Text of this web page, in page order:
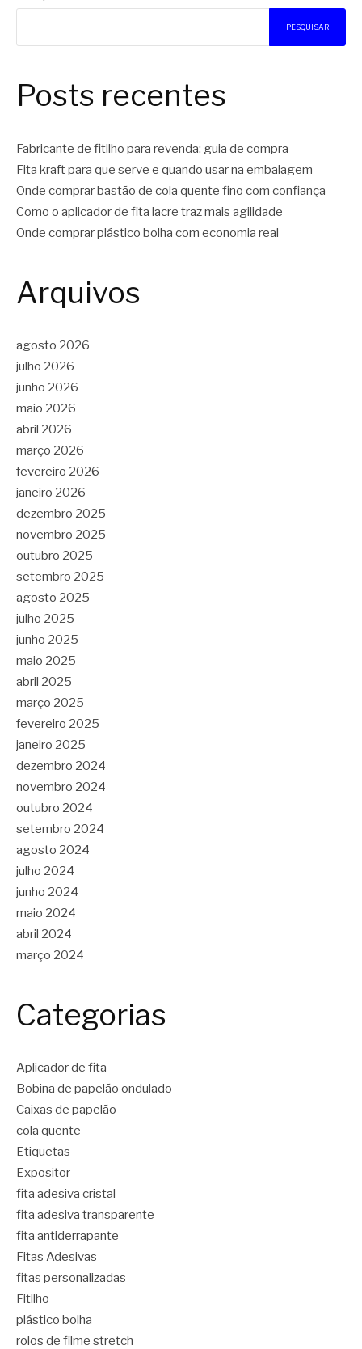
PESQUISAR
Posts recentes
Fabricante de fitilho para revenda: guia de compra
Fita kraft para que serve e quando usar na embalagem
Onde comprar bastão de cola quente fino com confiança
Como o aplicador de fita lacre traz mais agilidade
Onde comprar plástico bolha com economia real
Arquivos
agosto 2026
julho 2026
junho 2026
maio 2026
abril 2026
março 2026
fevereiro 2026
janeiro 2026
dezembro 2025
novembro 2025
outubro 2025
setembro 2025
agosto 2025
julho 2025
junho 2025
maio 2025
abril 2025
março 2025
fevereiro 2025
janeiro 2025
dezembro 2024
novembro 2024
outubro 2024
setembro 2024
agosto 2024
julho 2024
junho 2024
maio 2024
abril 2024
março 2024
Categorias
Aplicador de fita
Bobina de papelão ondulado
Caixas de papelão
cola quente
Etiquetas
Expositor
fita adesiva cristal
fita adesiva transparente
fita antiderrapante
Fitas Adesivas
fitas personalizadas
Fitilho
plástico bolha
rolos de filme stretch